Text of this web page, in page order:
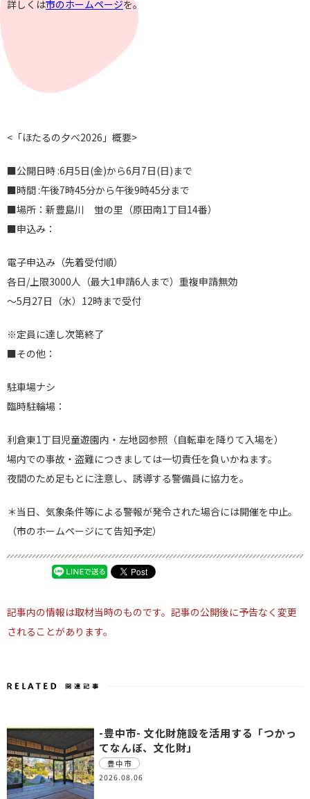
詳しくは市のホームページを。
<「ほたるの夕べ2026」概要>
■公開日時 :6月5日(金)から6月7日(日)まで
■時間 :午後7時45分から午後9時45分まで
■場所：新豊島川 蛍の里（原田南1丁目14番）
■申込み：
電子申込み（先着受付順）
各日/上限3000人（最大1申請6人まで）重複申請無効
～5月27日（水）12時まで受付
※定員に達し次第終了
■その他：
駐車場ナシ
臨時駐輪場：
利倉東1丁目児童遊園内・左地図参照（自転車を降りて入場を）
場内での事故・盗難につきましては一切責任を負いかねます。
夜間のため足もとに注意し、誘導する警備員に協力を。
＊当日、気象条件等による警報が発令された場合には開催を中止。
（市のホームページにて告知予定）
記事内の情報は取材当時のものです。記事の公開後に予告なく変更
されることがあります。
-豊中市- 文化財施設を活用する「つかっ
てなんぼ、文化財」
豊中市
2026.08.06